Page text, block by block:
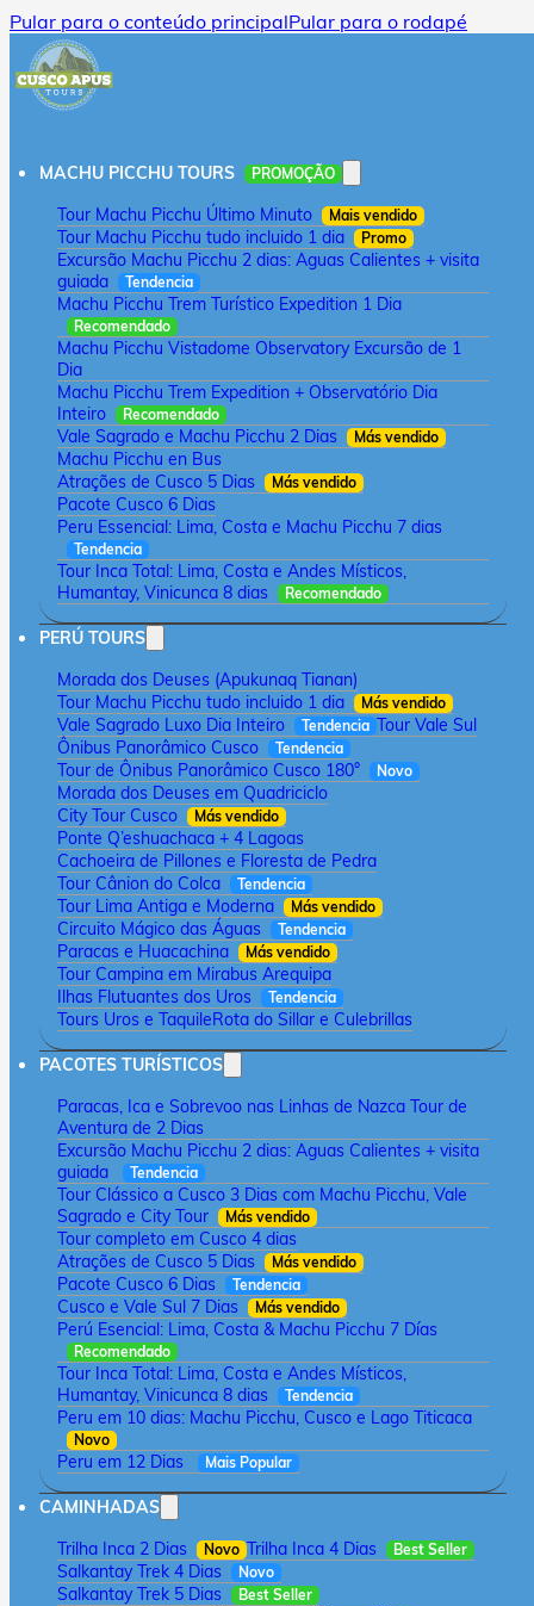
Pular para o conteúdo principalPular para o rodapé
MACHU PICCHU TOURS PROMOÇÃO
Tour Machu Picchu Último Minuto Mais vendido
Tour Machu Picchu tudo incluido 1 dia Promo
Excursão Machu Picchu 2 dias: Aguas Calientes + visita
guiada
Tendencia
Machu Picchu Trem Turístico Expedition 1 Dia
Recomendado
Machu Picchu Vistadome Observatory Excursão de 1
Dia
Machu Picchu Trem Expedition + Observatório Dia
Inteiro
Recomendado
Vale Sagrado e Machu Picchu 2 Dias Más vendido
Machu Picchu en Bus
Atrações de Cusco 5 Dias
Más vendido
Pacote Cusco 6 Dias
Peru Essencial: Lima, Costa e Machu Picchu 7 dias
Tendencia
Tour Inca Total: Lima, Costa e Andes Místicos,
Humantay, Vinicunca 8 dias
Recomendado
PERÚ TOURS
Morada dos Deuses (Apukunaq Tianan)
Tour Machu Picchu tudo incluido 1 dia
Más vendido
Vale Sagrado Luxo Dia Inteiro Tendencia Tour Vale Sul
Ônibus Panorâmico Cusco
Tendencia
Tour de Ônibus Panorâmico Cusco 180° Novo
Morada dos Deuses em Quadriciclo
City Tour Cusco
Más vendido
Ponte Q’eshuachaca + 4 Lagoas
Cachoeira de Pillones e Floresta de Pedra
Tour Cânion do Colca
Tendencia
Tour Lima Antiga e Moderna Más vendido
Circuito Mágico das Águas Tendencia
Paracas e Huacachina Más vendido
Tour Campina em Mirabus Arequipa
Ilhas Flutuantes dos Uros
Tendencia
Tours Uros e TaquileRota do Sillar e Culebrillas
PACOTES TURÍSTICOS
Paracas, Ica e Sobrevoo nas Linhas de Nazca Tour de
Aventura de 2 Dias
Excursão Machu Picchu 2 dias: Aguas Calientes + visita
guiada
Tendencia
Tour Clássico a Cusco 3 Dias com Machu Picchu, Vale
Sagrado e City Tour
Más vendido
Tour completo em Cusco 4 dias
Atrações de Cusco 5 Dias
Más vendido
Pacote Cusco 6 Dias Tendencia
Cusco e Vale Sul 7 Dias Más vendido
Perú Esencial: Lima, Costa & Machu Picchu 7 Días
Recomendado
Tour Inca Total: Lima, Costa e Andes Místicos,
Humantay, Vinicunca 8 dias
Tendencia
Peru em 10 dias: Machu Picchu, Cusco e Lago Titicaca
Novo
Peru em 12 Dias Mais Popular
CAMINHADAS
Trilha Inca 2 Dias
Novo Trilha Inca 4 Dias Best Seller
Salkantay Trek 4 Dias Novo
Salkantay Trek 5 Dias Best Seller